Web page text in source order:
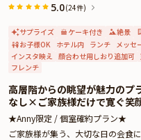
5.0(24件)
サプライズ ケーキ付き 絶景
お子様OK ホテル内 ランチ メッセ
インスタ映え 顔合わせ用しおり追加可
フレンチ
高層階からの眺望が魅力の
なし×ご家族様だけで寛ぐ笑
★Anny限定 / 個室確約プラン★
ご家族様が集う、大切な日の会食